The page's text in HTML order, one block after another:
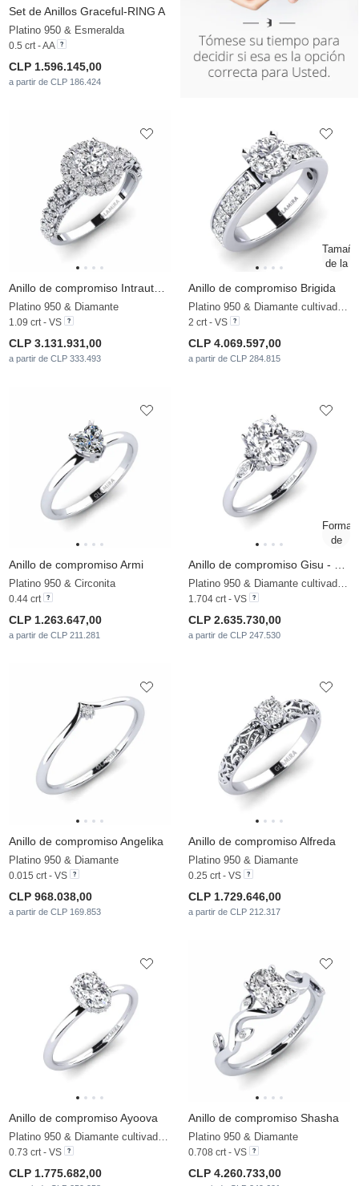
Set de Anillos Graceful-RING A
Platino 950 & Esmeralda
0.5 crt - AA
CLP 1.596.145,00
a partir de CLP 186.424
Platino 950 & Diamante
1.09 crt - VS
CLP 3.131.931,00
a partir de CLP 333.493
Anillo de compromiso Brigida
2 crt - VS
CLP 4.069.597,00
a partir de CLP 284.815
Anillo de compromiso Armi
Platino 950 & Circonita
0.44 crt
CLP 1.263.647,00
a partir de CLP 211.281
1.704 crt - VS
CLP 2.635.730,00
a partir de CLP 247.530
Anillo de compromiso Angelika
Platino 950 & Diamante
0.015 crt - VS
CLP 968.038,00
a partir de CLP 169.853
Anillo de compromiso Alfreda
Platino 950 & Diamante
0.25 crt - VS
CLP 1.729.646,00
a partir de CLP 212.317
Anillo de compromiso Ayoova
0.73 crt - VS
CLP 1.775.682,00
Anillo de compromiso Shasha
Platino 950 & Diamante
0.708 crt - VS
CLP 4.260.733,00